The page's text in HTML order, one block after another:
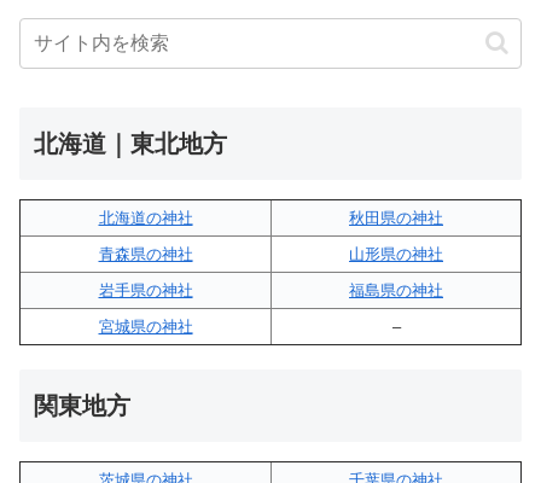
北海道｜東北地方
北海道の神社
秋田県の神社
青森県の神社
山形県の神社
岩手県の神社
福島県の神社
宮城県の神社
–
関東地方